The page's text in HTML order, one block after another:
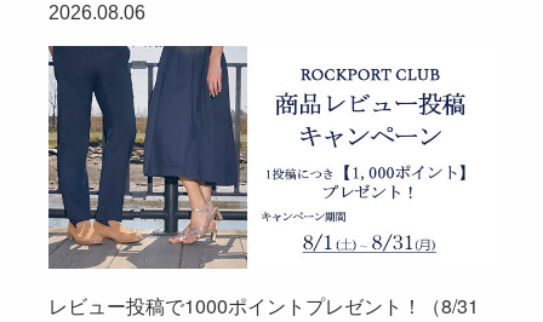
2026.08.06
レビュー投稿で1000ポイントプレゼント！（8/31